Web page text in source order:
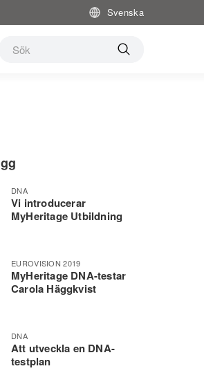
Svenska
DNA
Vi introducerar
MyHeritage Utbildning
EUROVISION 2019
MyHeritage DNA-testar
Carola Häggkvist
DNA
Att utveckla en DNA-
testplan